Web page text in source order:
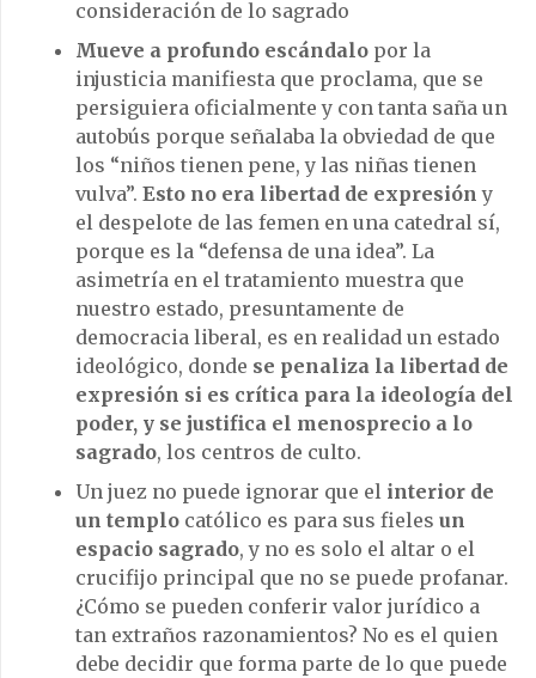
consideración de lo sagrado
Mueve a profundo escándalo por la
injusticia manifiesta que proclama, que se
persiguiera oficialmente y con tanta saña un
autobús porque señalaba la obviedad de que
los “niños tienen pene, y las niñas tienen
vulva”. Esto no era libertad de expresión y
el despelote de las femen en una catedral sí,
porque es la “defensa de una idea”. La
asimetría en el tratamiento muestra que
nuestro estado, presuntamente de
democracia liberal, es en realidad un estado
ideológico, donde se penaliza la libertad de
expresión si es crítica para la ideología del
poder, y se justifica el menosprecio a lo
sagrado, los centros de culto.
Un juez no puede ignorar que el interior de
un templo católico es para sus fieles un
espacio sagrado, y no es solo el altar o el
crucifijo principal que no se puede profanar.
¿Cómo se pueden conferir valor jurídico a
tan extraños razonamientos? No es el quien
debe decidir que forma parte de lo que puede